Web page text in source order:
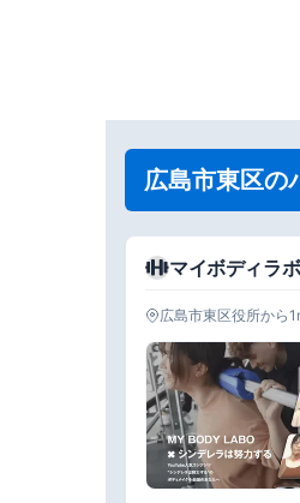
広島市東区の
マイボディラ
広島市東区役所から